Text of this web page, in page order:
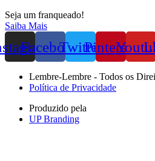
Seja um franqueado!
Saiba Mais
FacebookTwitterPinterest
Lembre-Lembre - Todos os
Política de Privacidade
Produzido pela
UP Branding